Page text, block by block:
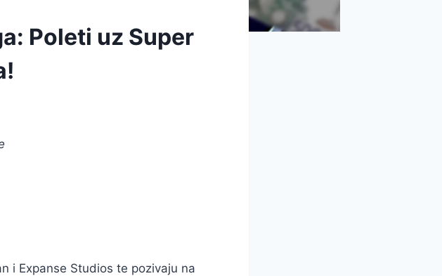
Poleti uz Super
i Expanse Studios te pozivaju na